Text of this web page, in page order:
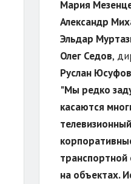
Мария
Александр
Эльдар
Олег Седов,
Руслан Юсуфов
"Мы редко
касаются
транспортной
на объектах.